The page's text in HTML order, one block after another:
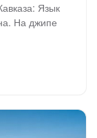
Язык
На джипе